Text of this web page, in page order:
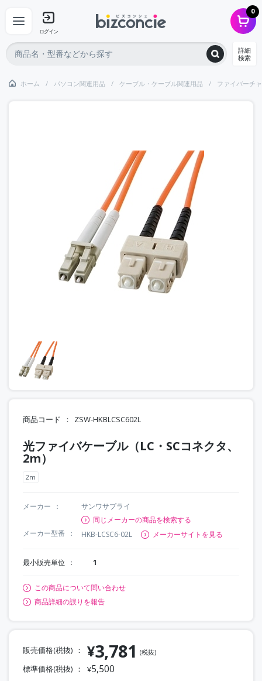
ログイン
0
詳細
検索
ホーム パソコン関連用品 ケーブル・ケーブル関連用品 ファイバーチ
商品コード ZSW-HKBLCSC602L
光ファイバケーブル（LC・SCコネクタ、
2m）
2m
メーカー
サンワサプライ
同じメーカーの商品を検索する
メーカー型番
HKB-LCSC6-02L メーカーサイトを見る
最小販売単位 1
この商品について問い合わせ
商品詳細の誤りを報告
販売価格(税抜) ¥3,781 (税抜)
標準価格(税抜) ¥5,500